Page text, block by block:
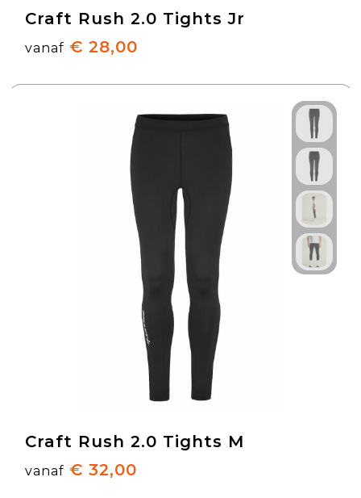
Craft Rush 2.0 Tights Jr
vanaf € 28,00
Craft Rush 2.0 Tights M
vanaf € 32,00